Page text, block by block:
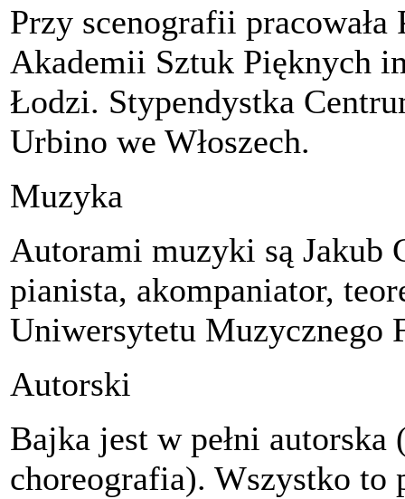
Przy scenografii
Akademii Sztuk Pięknych
Łodzi. Stypendystka
Urbino we Włoszech.
Muzyka
Autorami muzyki są Jakub
pianista, akompaniator,
Uniwersytetu Muzycznego
Autorski
Bajka jest w pełni
choreografia). Wszystko to